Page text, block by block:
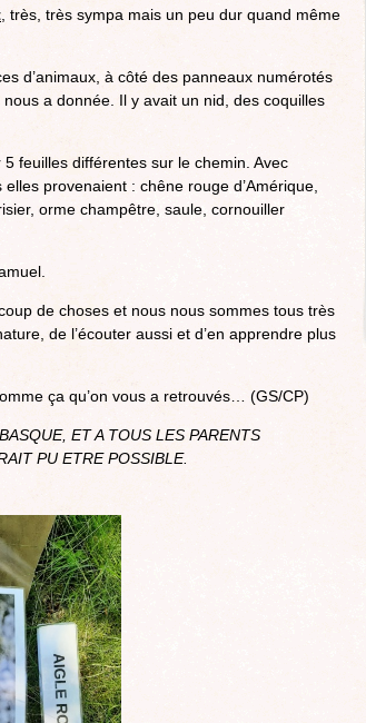
, très, très sympa mais un peu dur quand même
d’animaux, à côté des panneaux numérotés
a donnée. Il y avait un nid, des coquilles
feuilles différentes sur le chemin. Avec
provenaient : chêne rouge d’Amérique,
orme champêtre, saule, cornouiller
de choses et nous nous sommes tous très
de l’écouter aussi et d’en apprendre plus
ça qu’on vous a retrouvés… (GS/CP)
ET A TOUS LES PARENTS
PU ETRE POSSIBLE.